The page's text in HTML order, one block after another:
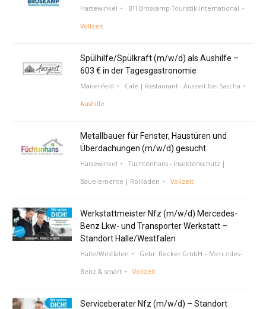
Harsewinkel BTI Bröskamp-Touristik International
Vollzeit
Spülhilfe/Spülkraft (m/w/d) als Aushilfe –
603 € in der Tagesgastronomie
Marienfeld Café | Restaurant - Auszeit bei Sascha
Aushilfe
Metallbauer für Fenster, Haustüren und
Überdachungen (m/w/d) gesucht
Harsewinkel Füchtenhans - Insektenschutz |
Bauelemente | Rollladen Vollzeit
Werkstattmeister Nfz (m/w/d) Mercedes-
Benz Lkw- und Transporter Werkstatt –
Standort Halle/Westfalen
Halle/Westfalen Gebr. Recker GmbH – Mercedes-
Benz & smart Vollzeit
Serviceberater Nfz (m/w/d) – Standort